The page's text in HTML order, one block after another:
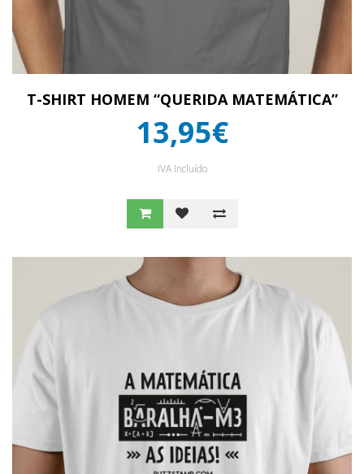
T-SHIRT HOMEM “QUERIDA MATEMÁTICA”
13,95€
IVA Incluído